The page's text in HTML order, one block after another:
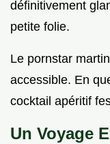
définitivement
petite folie.
Le pornstar
accessible. En
cocktail apéritif
Un Voyage